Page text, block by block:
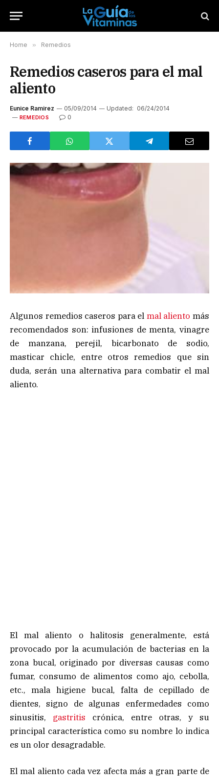
Home » Remedios
Remedios caseros para el mal
aliento
Eunice Ramirez 05/09/2014 Updated: 06/24/2014
REMEDIOS 0
Algunos remedios caseros para el mal aliento más
recomendados son: infusiones de menta, vinagre
de manzana, perejil, bicarbonato de sodio,
masticar chicle, entre otros remedios que sin
duda, serán una alternativa para combatir el mal
aliento.
El mal aliento o halitosis generalmente, está
provocado por la acumulación de bacterias en la
zona bucal, originado por diversas causas como
fumar, consumo de alimentos como ajo, cebolla,
etc., mala higiene bucal, falta de cepillado de
dientes, signo de algunas enfermedades como
sinusitis, gastritis crónica, entre otras, y su
principal característica como su nombre lo indica
es un olor desagradable.
El mal aliento cada vez afecta más a gran parte de